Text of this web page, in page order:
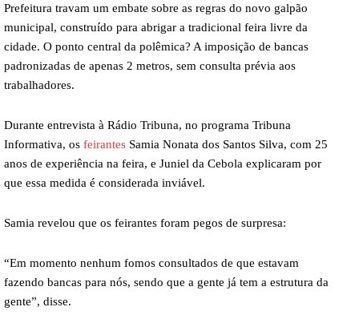
Prefeitura travam um embate sobre as regras do novo galpão
municipal, construído para abrigar a tradicional feira livre da
cidade. O ponto central da polêmica? A imposição de bancas
padronizadas de apenas 2 metros, sem consulta prévia aos
trabalhadores.
Durante entrevista à Rádio Tribuna, no programa Tribuna
Informativa, os feirantes Samia Nonata dos Santos Silva, com 25
anos de experiência na feira, e Juniel da Cebola explicaram por
que essa medida é considerada inviável.
Samia revelou que os feirantes foram pegos de surpresa:
“Em momento nenhum fomos consultados de que estavam
fazendo bancas para nós, sendo que a gente já tem a estrutura da
gente”, disse.